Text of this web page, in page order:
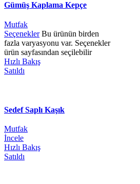
Gümüş Kaplama Kepçe
Mutfak
Seçenekler Bu ürünün birden
fazla varyasyonu var. Seçenekler
ürün sayfasından seçilebilir
Hızlı Bakış
Satıldı
Sedef Saplı Kaşık
Mutfak
İncele
Hızlı Bakış
Satıldı